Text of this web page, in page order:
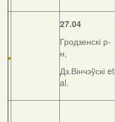
27.04
Гродзенскі р-
н,
Дз.Вінчэўскі et
al.